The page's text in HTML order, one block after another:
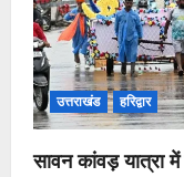
उत्तराखंड हरिद्वार
सावन कांवड़ यात्रा